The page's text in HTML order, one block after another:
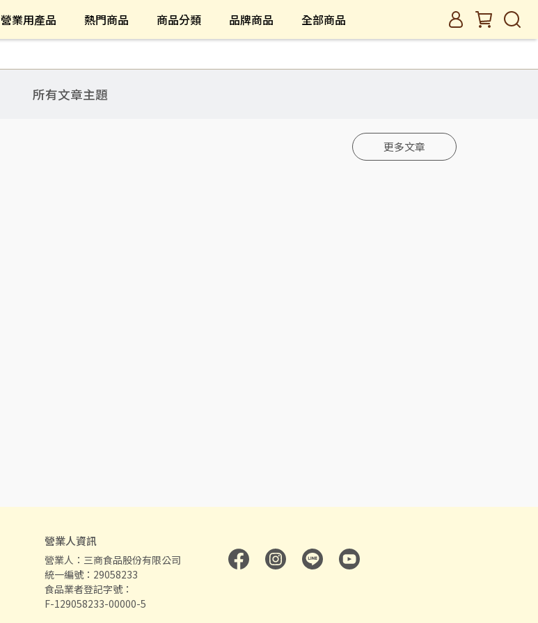
營業用產品 熱門商品 商品分類 品牌商品 全部商品
所有文章主題
更多文章
營業人資訊
營業人：三商食品股份有限公司
統一編號：29058233
食品業者登記字號：
F-129058233-00000-5